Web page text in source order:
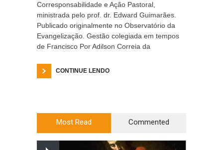
Corresponsabilidade e Ação Pastoral,
ministrada pelo prof. dr. Edward Guimarães.
Publicado originalmente no Observatório da
Evangelização. Gestão colegiada em tempos
de Francisco Por Adilson Correia da
CONTINUE LENDO
Most Read Commented